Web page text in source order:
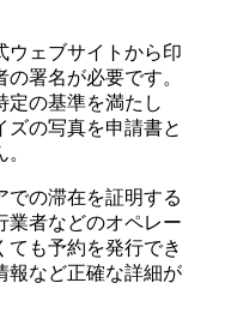
ウェブサイトから印
署名が必要です。
定の基準を満たし
ズの写真を申請書と
での滞在を証明する
業者などのオペレー
ても予約を発行でき
報など正確な詳細が